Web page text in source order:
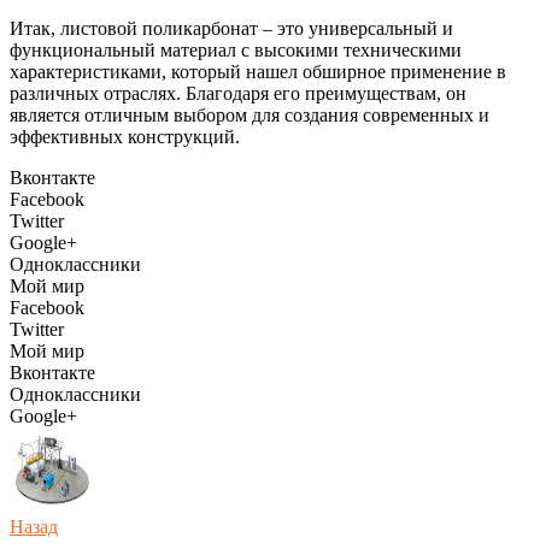
Итак, листовой поликарбонат – это универсальный и
функциональный материал с высокими техническими
характеристиками, который нашел обширное применение в
различных отраслях. Благодаря его преимуществам, он
является отличным выбором для создания современных и
эффективных конструкций.
Вконтакте
Facebook
Twitter
Google+
Одноклассники
Мой мир
Facebook
Twitter
Мой мир
Вконтакте
Одноклассники
Google+
Назад